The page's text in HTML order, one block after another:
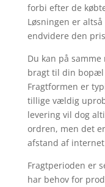
forbi efter de
Løsningen er
endvidere den
Du kan på
bragt til din
Fragtformen er
tillige vældig
levering vil dog
ordren, men det
afstand af
Fragtperioden er
har behov for